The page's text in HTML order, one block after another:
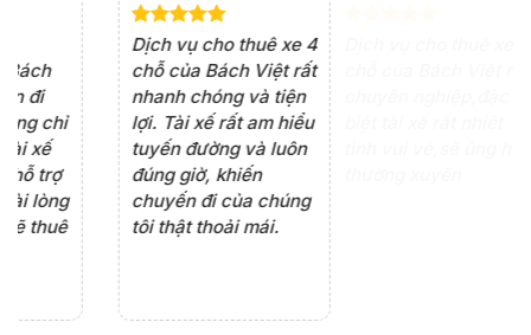
Dịch vụ cho thuê xe 7
chỗ của Bách Việt rất
chuyên nghiệp,đặc
biệt tài xế rất nhiệt
tình vui vẻ,sẽ ủng hộ
thường xuyên
Lần đầu thuê xe 16
chỗ tại Bách Việt, tôi
rất hài lòng với chất
lượng xe và sự
chuyên nghiệp của
tài xế. Dịch vụ tận
tâm, chu đáo, sẽ tiếp
tục sử dụng trong
tương lai.